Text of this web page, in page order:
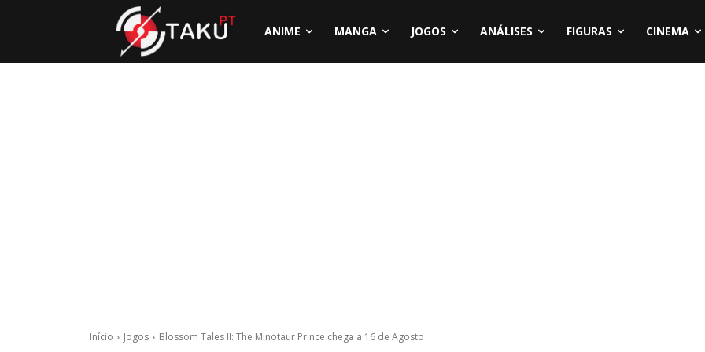
ANIME MANGA JOGOS ANÁLISES FIGURAS CINEMA
Início Jogos Blossom Tales II: The Minotaur Prince chega a 16 de Agosto